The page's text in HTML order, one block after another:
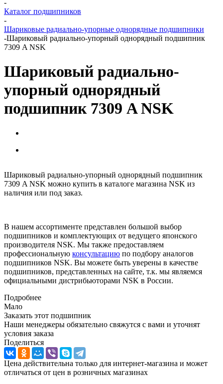
-
Каталог подшипников
-
Шариковые радиально-упорные однорядные подшипники
-Шариковый радиально-упорный однорядный подшипник
7309 A NSK
Шариковый радиально-
упорный однорядный
подшипник 7309 A NSK
Шариковый радиально-упорный однорядный подшипник
7309 A NSK можно купить в каталоге магазина NSK из
наличия или под заказ.
В нашем ассортименте представлен большой выбор
подшипников и комплектующих от ведущего японского
производителя NSK. Мы также предоставляем
профессиональную консультацию по подбору аналогов
подшипников NSK. Вы можете быть уверены в качестве
подшипников, представленных на сайте, т.к. мы являемся
официальными дистрибьюторами NSK в России.
Подробнее
Мало
Заказать этот подшипник
Наши менеджеры обязательно свяжутся с вами и уточнят
условия заказа
Поделиться
Цена действительна только для интернет-магазина и может
отличаться от цен в розничных магазинах